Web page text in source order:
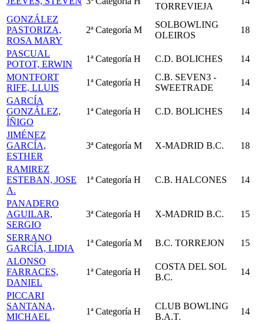
TORREVIEJA
GONZÁLEZ
PASTORIZA,
ROSA MARY
2ª Categoría M
SOLBOWLING
OLEIROS
18
PASCUAL
POTOT, ERWIN
1ª Categoría H C.D. BOLICHES
14
MONTFORT
RIFE, LLUIS
1ª Categoría H
C.B. SEVEN3 -
SWEETRADE
14
GARCÍA
GONZÁLEZ,
ÍÑIGO
1ª Categoría H C.D. BOLICHES 14
JIMÉNEZ
GARCÍA,
ESTHER
3ª Categoría M X-MADRID B.C. 18
RAMIREZ
ESTEBAN, JOSE
A.
1ª Categoría H C.B. HALCONES 14
PANADERO
AGUILAR,
SERGIO
3ª Categoría H X-MADRID B.C. 15
SERRANO
GARCÍA, LIDIA
1ª Categoría M B.C. TORREJON
15
ALONSO
FARRACES,
DANIEL
1ª Categoría H
COSTA DEL SOL
B.C.
14
PICCARI
SANTANA,
MICHAEL
1ª Categoría H
CLUB BOWLING
B.A.T.
14